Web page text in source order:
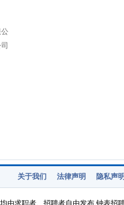
关于我们 法律声明 隐私声
由求职者、招聘者自由发布,钟表招